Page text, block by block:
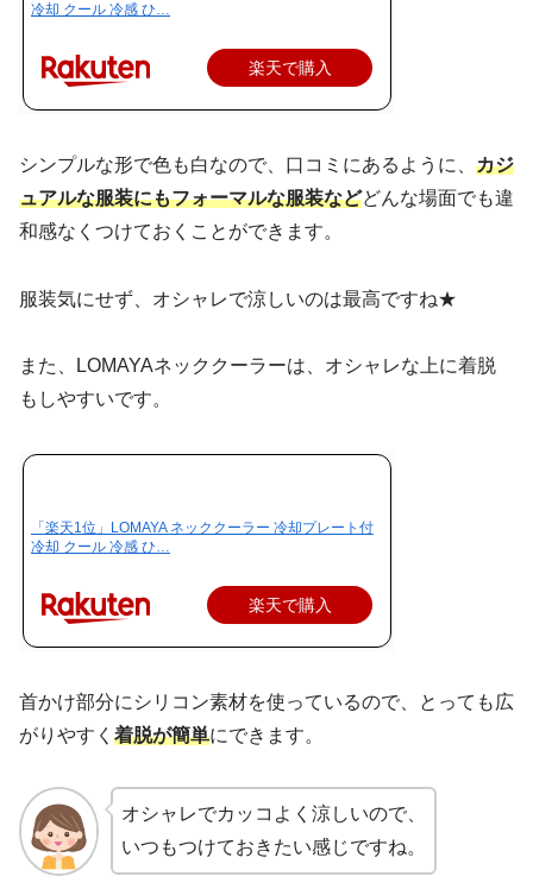
冷却 クール 冷感 ひ…
楽天で購入
シンプルな形で色も白なので、口コミにあるように、 カジ
ュアルな服装にもフォーマルな服装などどんな場面でも違
和感なくつけておくことができます。
服装気にせず、オシャレで涼しいのは最高ですね★
また、LOMAYAネッククーラーは、オシャレな上に着脱
もしやすいです。
「楽天1位」LOMAYA ネッククーラー 冷却プレート付
冷却 クール 冷感 ひ…
楽天で購入
首かけ部分にシリコン素材を使っているので、とっても広
がりやすく 着脱が簡単にできます。
オシャレでカッコよく涼しいので、
いつもつけておきたい感じですね。